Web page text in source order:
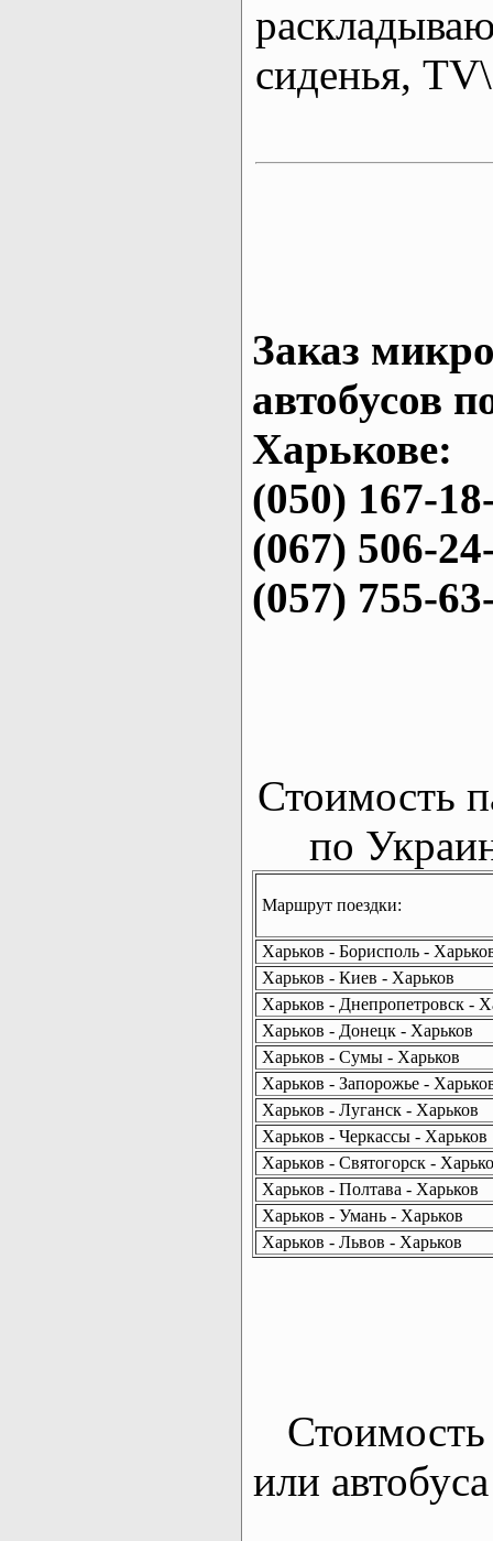
сиденья,
Заказ
автобусов
Харькове:
(050) 167-
(067) 506-
(057) 755-
Стоимость
по
Маршрут поездки:
Харьков - Борисполь -
Харьков - Киев - Харьков
Харьков - Днепропетровск -
Харьков - Донецк - Харьков
Харьков - Сумы - Харьков
Харьков - Запорожье -
Харьков - Луганск - Харьков
Харьков - Черкассы - Харьков
Харьков - Святогорск -
Харьков - Полтава - Харьков
Харьков - Умань - Харьков
Харьков - Львов - Харьков
Стоимость
или